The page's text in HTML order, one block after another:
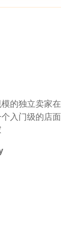
的独立卖家
入门级的店